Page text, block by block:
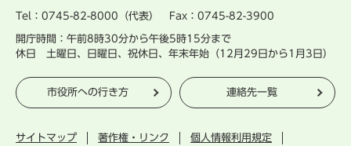
Tel：0745-82-8000（代表） Fax：0745-82-3900
開庁時間：午前8時30分から午後5時15分まで
休日 土曜日、日曜日、祝休日、年末年始（12月29日から1月3日）
市役所への行き方 連絡先一覧
サイトマップ 著作権・リンク 個人情報利用規定